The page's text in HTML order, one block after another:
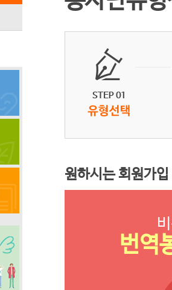
원하시는 회원가
번역